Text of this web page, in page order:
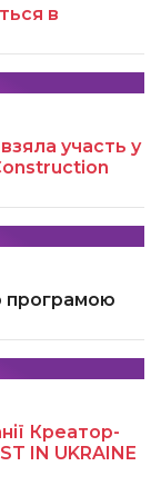
в
участь у
програмою
Креатор-
IN UKRAINE